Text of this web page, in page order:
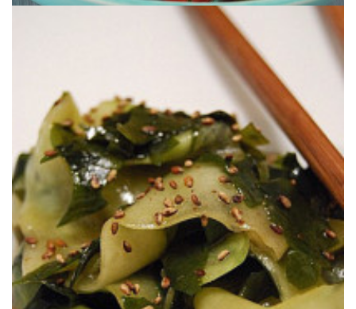
ENSALADA DE PEPINO & ALGA
WAKAME AL ESTILO JAPONÉS
Una ensalada con un toque distinto para viajar sin salir de casa.